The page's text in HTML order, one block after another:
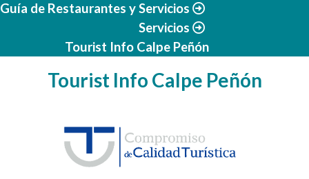
Guía de Restaurantes y Servicios
Servicios
Tourist Info Calpe Peñón
Tourist Info Calpe Peñón